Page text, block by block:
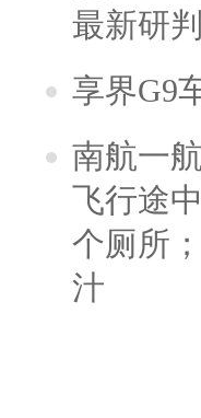
最新研判
享界G9
南航一
飞行途
个厕所
汁